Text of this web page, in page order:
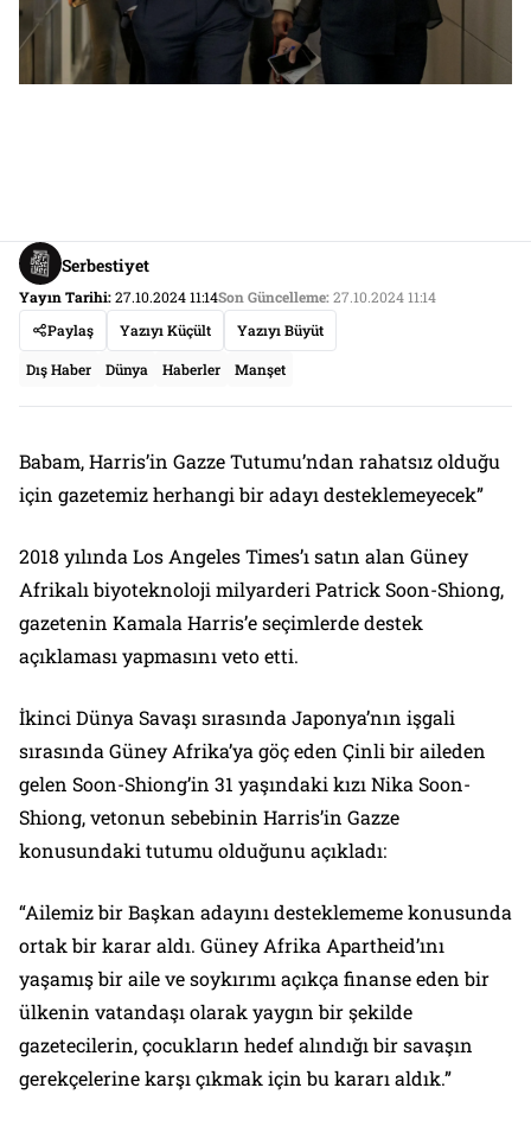
Serbestiyet
Yayın Tarihi:27.10.2024 11:14Son Güncelleme:27.10.2024 11:14
Paylaş
Yazıyı Küçült Yazıyı Büyüt
Dış Haber Dünya Haberler Manşet
Babam, Harris’in Gazze Tutumu’ndan rahatsız olduğu
için gazetemiz herhangi bir adayı desteklemeyecek”
2018 yılında Los Angeles Times’ı satın alan Güney
Afrikalı biyoteknoloji milyarderi Patrick Soon-Shiong,
gazetenin Kamala Harris’e seçimlerde destek
açıklaması yapmasını veto etti.
İkinci Dünya Savaşı sırasında Japonya’nın işgali
sırasında Güney Afrika’ya göç eden Çinli bir aileden
gelen Soon-Shiong’in 31 yaşındaki kızı Nika Soon-
Shiong, vetonun sebebinin Harris’in Gazze
konusundaki tutumu olduğunu açıkladı:
“Ailemiz bir Başkan adayını desteklememe konusunda
ortak bir karar aldı. Güney Afrika Apartheid’ını
yaşamış bir aile ve soykırımı açıkça finanse eden bir
ülkenin vatandaşı olarak yaygın bir şekilde
gazetecilerin, çocukların hedef alındığı bir savaşın
gerekçelerine karşı çıkmak için bu kararı aldık.”